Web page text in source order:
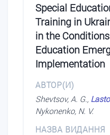
Special
Training in
in the
Education
Implementation
АВТОР(И)
Shevtsov, A. G.,
Nykonenko, N. V.
НАЗВА ВИДАННЯ